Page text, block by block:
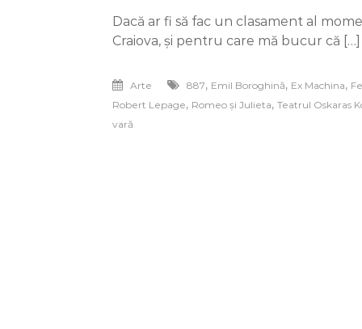
de
Dacă ar fi să fac un clasament al
Craiova, și pentru care mă bucur că […]
Arte 887, Emil Boroghină, Ex Machina,
Robert Lepage, Romeo și Julieta,Teatrul Oskaras
vară